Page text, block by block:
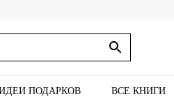
ПОДАРКОВ ВСЕ КНИГИ